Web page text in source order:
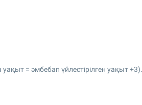
= әмбебап үйлестірілген уақыт +3).